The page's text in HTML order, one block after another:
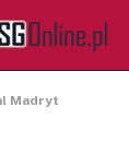
Madryt